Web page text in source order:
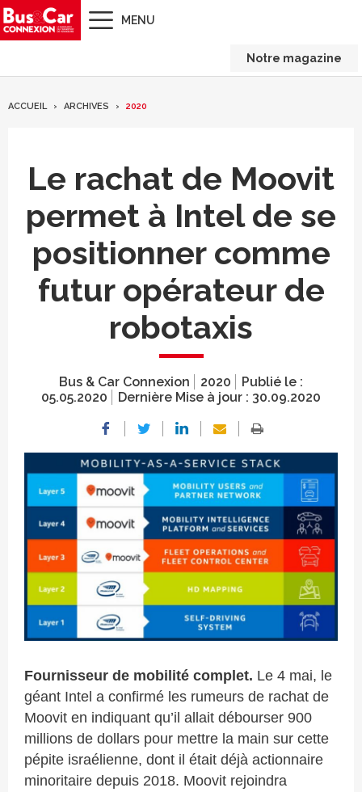
MENU
Notre magazine
ACCUEIL ARCHIVES 2020
Le rachat de Moovit
permet à Intel de se
positionner comme
futur opérateur de
robotaxis
Bus & Car Connexion 2020
Publié le :
05.05.2020
Dernière Mise à jour : 30.09.2020
Crédit photo
Fournisseur de mobilité complet. Le 4 mai, le
géant Intel a confirmé les rumeurs de rachat de
Moovit en indiquant qu’il allait débourser 900
millions de dollars pour mettre la main sur cette
pépite israélienne, dont il était déjà actionnaire
minoritaire depuis 2018. Moovit rejoindra